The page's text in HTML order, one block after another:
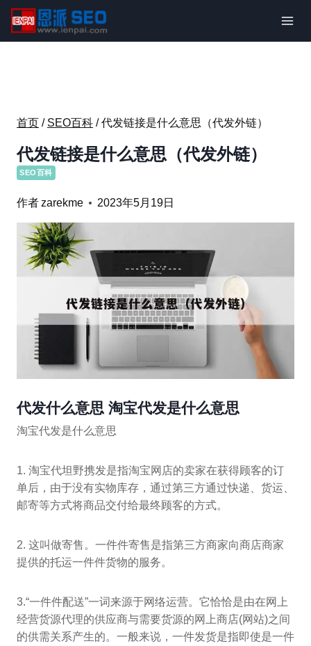
内
首页 / SEO百科 / 代发链接是什么意思（代发外链）
代发链接是什么意思（代发外链）
SEO百科
作者zarekme 2023年5月19日
代发什么意思 淘宝代发是什么意思
淘宝代发是什么意思
1. 淘宝代坦野携发是指淘宝网店的卖家在获得顾客的订
单后，由于没有实物库存，通过第三方通过快递、货运、
邮寄等方式将商品交付给最终顾客的方式。
2. 这叫做寄售。一件件寄售是指第三方商家向商店商家
提供的托运一件件货物的服务。
3.“一件件配送”一词来源于网络运营。它恰恰是由在网上
经营货源代理的供应商与需要货源的网上商店(网站)之间
的供需关系产生的。一般来说，一件发货是指即使是一件